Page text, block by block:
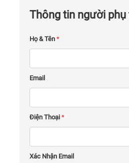
Thông tin người phụ
Họ & Tên *
Email
Điện Thoại *
Xác Nhận Email